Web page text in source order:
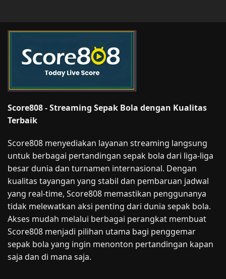
Score808 - Streaming Sepak Bola dengan Kualitas
Terbaik
Score808 menyediakan layanan streaming langsung
untuk berbagai pertandingan sepak bola dari liga-liga
besar dunia dan turnamen internasional. Dengan
kualitas tayangan yang stabil dan pembaruan jadwal
yang real-time, Score808 memastikan penggunanya
tidak melewatkan aksi penting dari dunia sepak bola.
Akses mudah melalui berbagai perangkat membuat
Score808 menjadi pilihan utama bagi penggemar
sepak bola yang ingin menonton pertandingan kapan
saja dan di mana saja.